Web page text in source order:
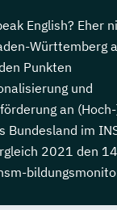
für Pferde
English? Eher
Württemberg
Punkten
und
an
Bundesland im
2021 den